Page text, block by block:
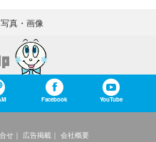
写真・画像
Facebook YouTube
せ 広告掲載 会社概要